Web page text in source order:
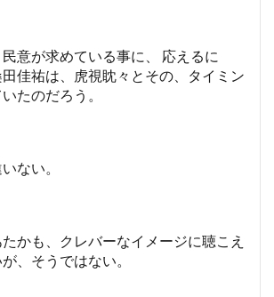
意が求めている事に、 応えるに
佳祐は、虎視眈々とその、タイミン
たのだろう。
ない。
かも、クレバーなイメージに聴こえ
、そうではない。